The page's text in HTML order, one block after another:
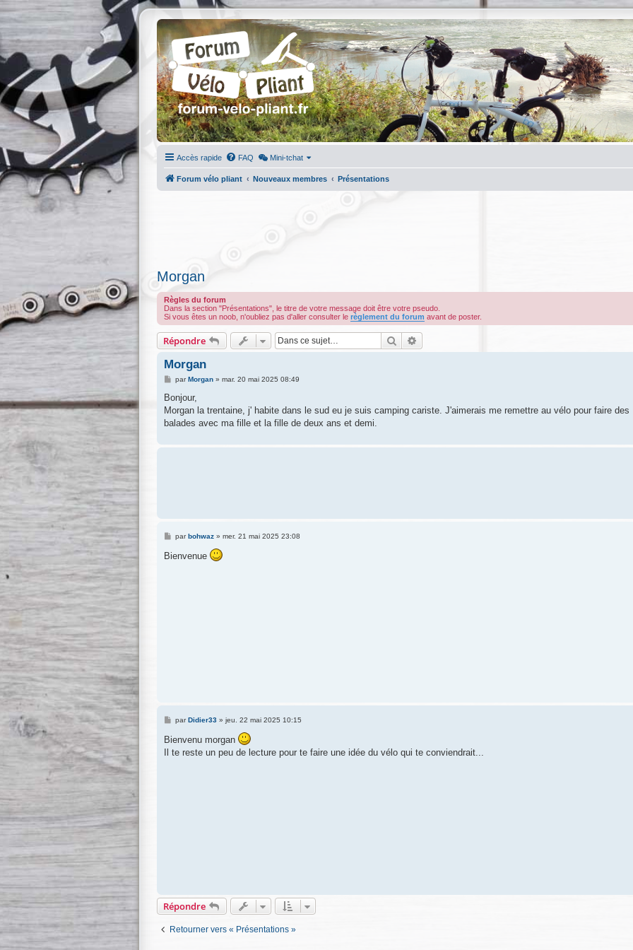
Accès rapide FAQ Mini-tchat
Forum vélo pliant Nouveaux membres Présentations
Morgan
Règles du forum
Dans la section "Présentations", le titre de votre message doit être votre pseudo.
Si vous êtes un noob, n'oubliez pas d'aller consulter le règlement du forum avant de poster.
Répondre Rechercher
Morgan
M
s
a
g
parMorgan» mar. 20 mai 2025 08:49
Bonjour,
Morgan la trentaine, j' habite dans le sud eu je suis camping cariste. J'aimerais me remettre au vélo pour faire des
balades avec ma fille et la fille de deux ans et demi.
M
s
parbohwaz» mer. 21 mai 2025 23:08
Bienvenue
M
s
a
parDidier33» jeu. 22 mai 2025 10:15
Bienvenu morgan
Il te reste un peu de lecture pour te faire une idée du vélo qui te conviendrait...
Répondre
Retourner vers « Présentations »